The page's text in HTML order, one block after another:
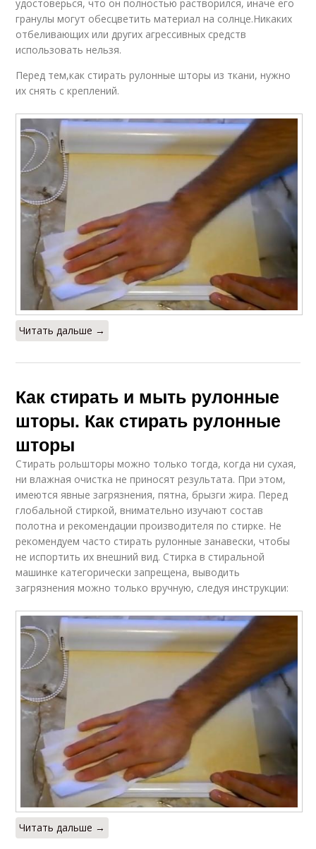
удостоверься, что он полностью растворился, иначе его
гранулы могут обесцветить материал на солнце.Никаких
отбеливающих или других агрессивных средств
использовать нельзя.
Перед тем,как стирать рулонные шторы из ткани, нужно
их снять с креплений.
Читать дальше →
Как стирать и мыть рулонные
шторы. Как стирать рулонные
шторы
Стирать рольшторы можно только тогда, когда ни сухая,
ни влажная очистка не приносят результата. При этом,
имеются явные загрязнения, пятна, брызги жира. Перед
глобальной стиркой, внимательно изучают состав
полотна и рекомендации производителя по стирке. Не
рекомендуем часто стирать рулонные занавески, чтобы
не испортить их внешний вид. Стирка в стиральной
машинке категорически запрещена, выводить
загрязнения можно только вручную, следуя инструкции:
Читать дальше →